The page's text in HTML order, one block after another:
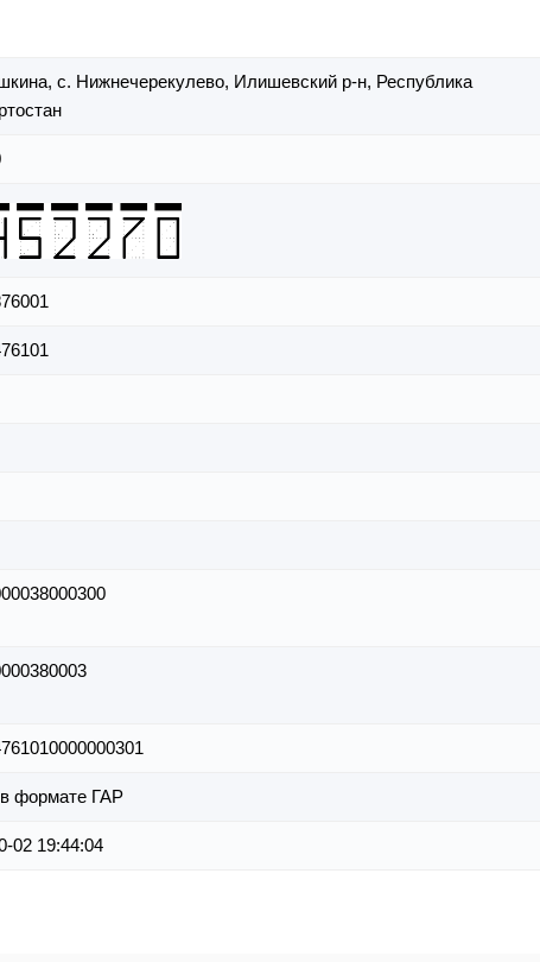
с. Нижнечерекулево, Илишевский р-н, Республика
формате ГАР
02 19:44:04